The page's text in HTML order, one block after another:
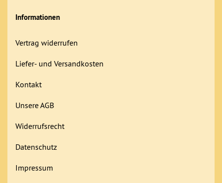
Informationen
Vertrag widerrufen
Liefer- und Versandkosten
Kontakt
Unsere AGB
Widerrufsrecht
Datenschutz
Impressum